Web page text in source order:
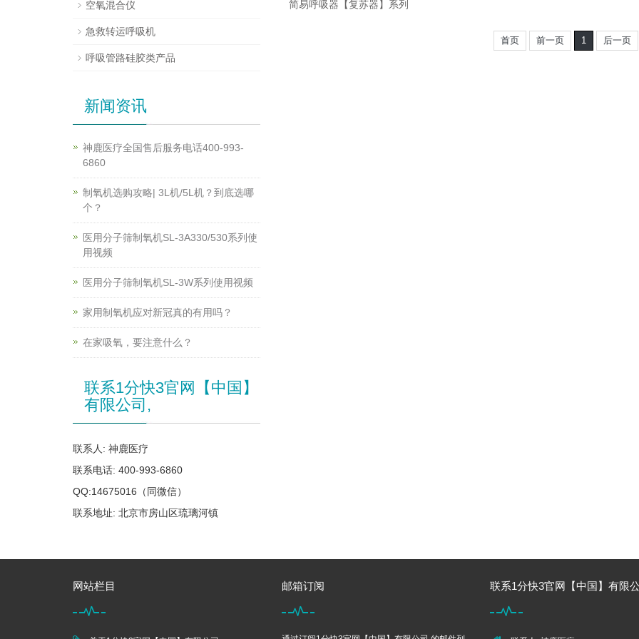
简易呼吸器【复苏器】系列
首页 前一页 1 后一页
空氧混合仪
急救转运呼吸机
呼吸管路硅胶类产品
新闻资讯
神鹿医疗全国售后服务电话400-993-
6860
制氧机选购攻略| 3L机/5L机？到底选哪
个？
医用分子筛制氧机SL-3A330/530系列使
用视频
医用分子筛制氧机SL-3W系列使用视频
家用制氧机应对新冠真的有用吗？
在家吸氧，要注意什么？
联系1分快3官网【中国】
有限公司,
联系人: 神鹿医疗
联系电话: 400-993-6860
QQ:14675016（同微信）
联系地址: 北京市房山区琉璃河镇
网站栏目 邮箱订阅 联系1分快3官网【中国】有限